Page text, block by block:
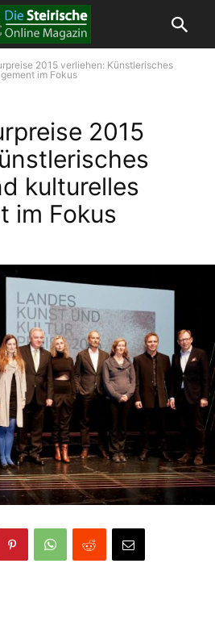
2015 verliehen: Künstlerisches
im Fokus
2015
kulturelles
im Fokus